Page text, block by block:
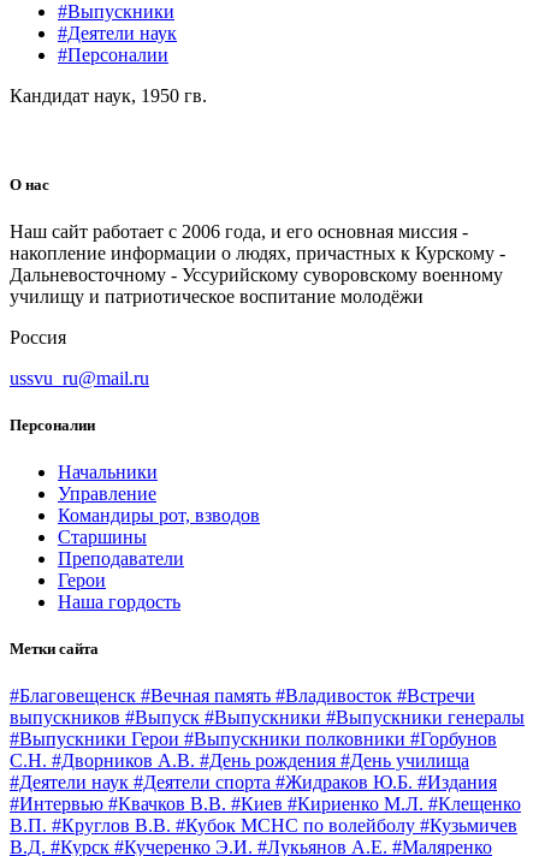
#Выпускники
#Деятели наук
#Персоналии
Кандидат наук, 1950 гв.
О нас
Наш сайт работает с 2006 года, и его основная миссия -
накопление информации о людях, причастных к Курскому -
Дальневосточному - Уссурийскому суворовскому военному
училищу и патриотическое воспитание молодёжи
Россия
ussvu_ru@mail.ru
Персоналии
Начальники
Управление
Командиры рот, взводов
Старшины
Преподаватели
Герои
Наша гордость
Метки сайта
#Благовещенск #Вечная память #Владивосток #Встречи
выпускников #Выпуск #Выпускники #Выпускники генералы
#Выпускники Герои #Выпускники полковники #Горбунов
С.Н. #Дворников А.В. #День рождения #День училища
#Деятели наук #Деятели спорта #Жидраков Ю.Б. #Издания
#Интервью #Квачков В.В. #Киев #Кириенко М.Л. #Клещенко
В.П. #Круглов В.В. #Кубок МСНС по волейболу #Кузьмичев
В.Д. #Курск #Кучеренко Э.И. #Лукьянов А.Е. #Маляренко